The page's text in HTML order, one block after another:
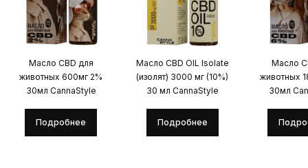
Масло CBD для
животных 600мг 2%
30мл CannaStyle
Подробнее
Масло CBD OIL Isolate
(изолят) 3000 мг (10%)
30 мл CannaStyle
Подробнее
Масло
животных
30мл